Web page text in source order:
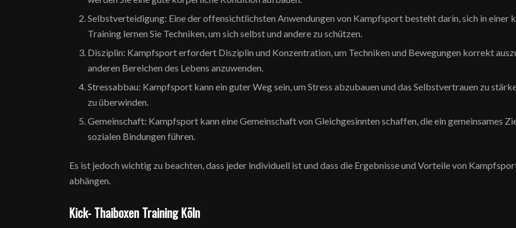
Selbstverteidigung: Eine der offensichtlichsten Anwendungen von Kampfsport besteht darin, sich in einer
Training lernen Sie Techniken, um sich selbst und andere zu schützen.
Disziplin: Kampfsport erfordert Disziplin und Konzentration, um Techniken und Bewegungen korrekt
anderen Bereichen des Lebens anzuwenden.
Stressabbau: Kampfsport kann ein guter Weg sein, um Stress abzubauen und das Selbstvertrauen zu
zu überwinden.
Gemeinschaft: Kampfsport kann eine Gemeinschaft von Gleichgesinnten schaffen, die ein gemeinsames
sozialen Bindungen führen.
Es ist jedoch wichtig zu beachten, dass jeder individuell ist und dass die Ergebnisse und Vorteile von
abhängen.
Kick- Thaiboxen Training Köln